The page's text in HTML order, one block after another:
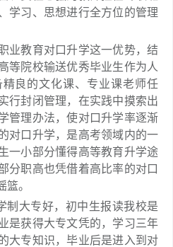
学习、思想进行全方位的管理
教育对口升学这一优势，结
等院校输送优秀毕业生作为人
良的文化课、专业课老师任
行封闭管理，在实践中摸索出
管理办法，使对口升学率逐渐
对口升学，是高考领域内的一
一小部分懂得高等教育升学途
分职高也凭借着高比率的对口
。
大专好，初中生报读我校是
是获得大专文凭的，学习三年
大专知识，毕业后是进入到对